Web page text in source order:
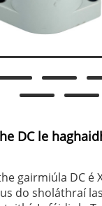
DC le
gairmiúla DC é
do sholáthraí